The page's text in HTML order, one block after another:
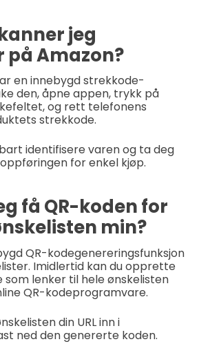
jeg
Amazon?
en innebygd strekkode-
den, åpne appen, trykk på
og rett telefonens
strekkode.
identifisere varen og ta deg
for enkel kjøp.
få QR-koden for
min?
QR-kodegenereringsfunksjon
Imidlertid kan du opprette
som lenker til hele ønskelisten
QR-kodeprogramvare.
din URL inn i
ned den genererte koden.